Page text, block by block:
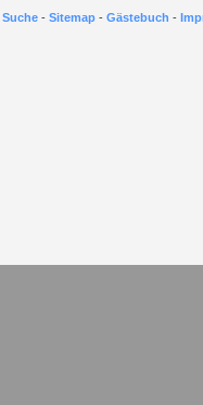
Suche - Sitemap - Gästebuch -